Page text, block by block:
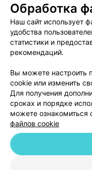
© 2026 ООО «Артокс Лаб»,
Обработка
Наш сайт использует
удобства
статистики и
рекомендаций.
Вы можете настроить
cookie или изменить
Для получения
сроках и порядке
можете ознакомиться
файлов cookie